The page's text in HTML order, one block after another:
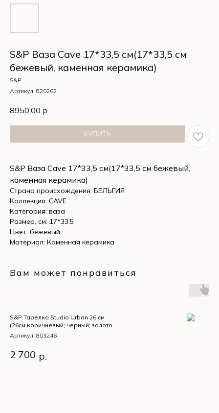
S&P Ваза Cave 17*33,5 см(17*33,5 см
бежевый, каменная керамика)
S&P
Артикул: 820262
8950,00 р.
КУПИТЬ
S&P Ваза Cave 17*33,5 см(17*33,5 см бежевый,
каменная керамика)
Страна происхождения: БЕЛЬГИЯ
Коллекция: CAVE
Категория: ваза
Размер, см: 17*33,5
Цвет: бежевый
Материал: Каменная керамика
Вам может понравиться
S&P Тарелка Studio Urban 26 см
(26см коричневый; черный; золотой
каменная керамика)
Артикул: 803246
S&P Тарелка Studio Urban
26 см (26см коричневый;
2 700 р.